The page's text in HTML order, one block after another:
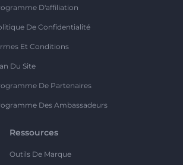
D'affiliation
De Confidentialité
Et Conditions
Du Site
De Partenaires
Des Ambassadeurs
Ressources
Outils De Marque